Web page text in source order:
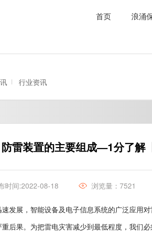
首页 浪涌
行业资讯
防雷装置的主要组成—1分了解
时间:2022-08-18 浏览量：7521
发展，智能设备及电子信息系统的广泛应用
后果。为把雷电灾害减少到最低程度，我们